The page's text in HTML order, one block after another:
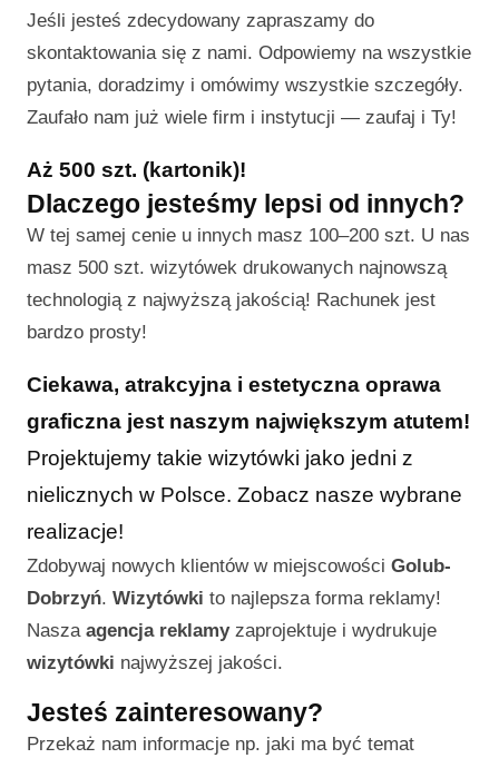
Jeśli jesteś zdecydowany zapraszamy do
skontaktowania się z nami. Odpowiemy na wszystkie
pytania, doradzimy i omówimy wszystkie szczegóły.
Zaufało nam już wiele firm i instytucji — zaufaj i Ty!
Aż 500 szt. (kartonik)!
Dlaczego jesteśmy lepsi od innych?
W tej samej cenie u innych masz 100–200 szt. U nas
masz 500 szt. wizytówek drukowanych najnowszą
technologią z najwyższą jakością! Rachunek jest
bardzo prosty!
Ciekawa, atrakcyjna i estetyczna oprawa
graficzna jest naszym największym atutem!
Projektujemy takie wizytówki jako jedni z
nielicznych w Polsce. Zobacz nasze wybrane
realizacje!
Zdobywaj nowych klientów w miejscowości Golub-
Dobrzyń. Wizytówki to najlepsza forma reklamy!
Nasza agencja reklamyzaprojektuje i wydrukuje
wizytówki najwyższej jakości.
Jesteś zainteresowany?
Przekaż nam informacje np. jaki ma być temat